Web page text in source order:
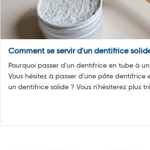
Comment se servir d'un dentifrice
Pourquoi passer d'un dentifrice en tube à
Vous hésitez à passer d'une pâte dentifrice
un dentifrice solide ? Vous n'hésiterez plus